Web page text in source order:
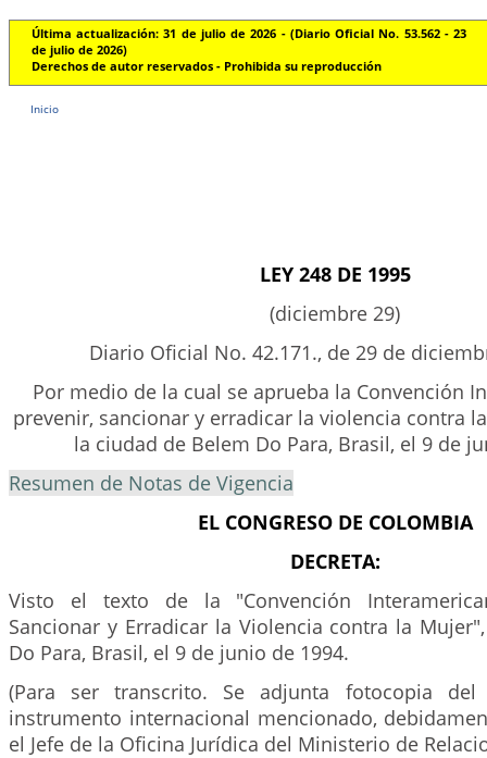
Última actualización: 31 de julio de 2026 - (Diario Oficial No. 53.562 - 23
de julio de 2026)
Derechos de autor reservados - Prohibida su reproducción
Inicio
LEY 248 DE 1995
(diciembre 29)
Diario Oficial No. 42.171., de 29 de
Por medio de la cual se aprueba la Convención
prevenir, sancionar y erradicar la violencia contra
la ciudad de Belem Do Para, Brasil, el 9 de
Resumen de Notas de Vigencia
EL CONGRESO DE COLOMBIA
DECRETA:
Visto el texto de la "Convención
Sancionar y Erradicar la Violencia contra la
Do Para, Brasil, el 9 de junio de 1994.
(Para ser transcrito. Se adjunta fotocopia
instrumento internacional mencionado,
el Jefe de la Oficina Jurídica del Ministerio de